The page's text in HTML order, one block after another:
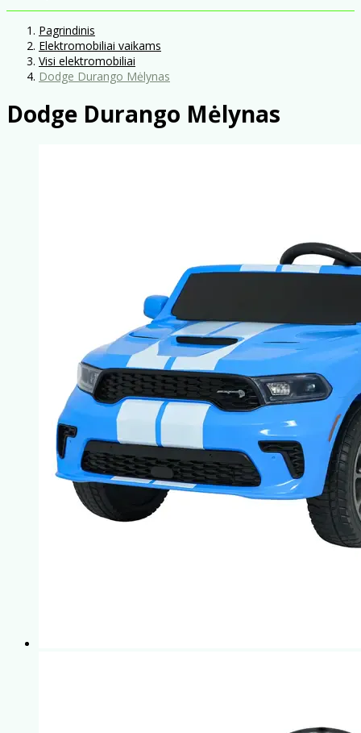
Pagrindinis
Elektromobiliai vaikams
Visi elektromobiliai
Dodge Durango Mėlynas
Dodge Durango Mėlynas